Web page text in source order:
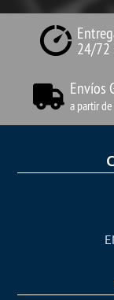
24/72
Envíos
a partir